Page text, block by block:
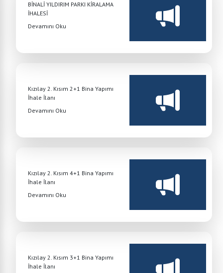
BİNALİ YILDIRIM PARKI KİRALAMA
İHALESİ
Devamını Oku
Kızılay 2. Kısım 2+1 Bina Yapımı
İhale İlanı
Devamını Oku
Kızılay 2. Kısım 4+1 Bina Yapımı
İhale İlanı
Devamını Oku
Kızılay 2. Kısım 3+1 Bina Yapımı
İhale İlanı